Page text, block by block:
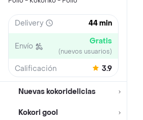
Delivery 44 min
Envío Gratis
(nuevos usuarios)
Calificación 3.9
Nuevas kokoridelicias
Kokori gool